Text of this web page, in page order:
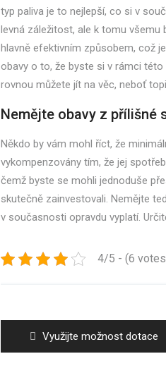
typ paliva je to nejlepší, co si v
levná záležitost, ale k tomu
hlavně efektivním způsobem, což
obavy o to, že byste si v rámci
rovnou můžete jít na věc, neboť
Nemějte obavy z přílišné
Někdo by vám mohl říct, že
vykompenzovány tím, že jej
čemž byste se mohli jednoduše
skutečně zainvestovali. Nemějte
v současnosti opravdu vyplatí.
4/5 - (6
příspěvekPrevious
post:
Využijte možnost dotace